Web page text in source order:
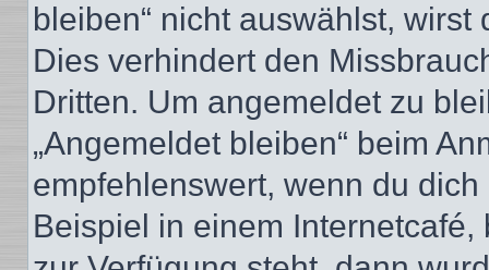
bleiben“ nicht auswählst,
Dies verhindert den
Dritten. Um angemeldet zu
„Angemeldet bleiben“ beim
empfehlenswert, wenn du
Beispiel in einem